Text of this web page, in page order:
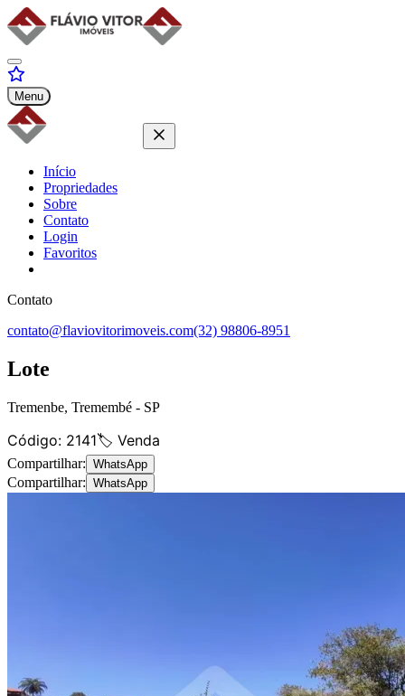
Menu
Início
Propriedades
Sobre
Contato
Login
Favoritos
Contato
contato@flaviovitorimoveis.com(32) 98806-8951
Lote
Tremenbe, Tremembé - SP
Código: 2141🏷️ Venda
Compartilhar: WhatsApp
Compartilhar: WhatsApp